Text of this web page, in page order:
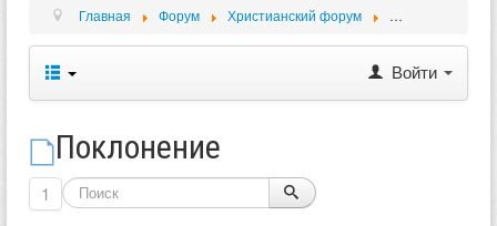
ФОРУМ
ВИДЕО
БЛОГИ
МУЗЫКА
БИБЛИЯ
ОПРОСЫ
Главная Форум Христианский форум Обсуждение
Войти
Поклонение
1